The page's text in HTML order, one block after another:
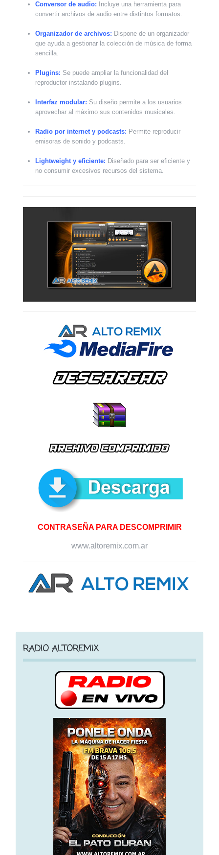
Conversor de audio: Incluye una herramienta para
convertir archivos de audio entre distintos formatos.
Organizador de archivos: Dispone de un organizador
que ayuda a gestionar la colección de música de forma
sencilla.
Plugins: Se puede ampliar la funcionalidad del
reproductor instalando plugins.
Interfaz modular: Su diseño permite a los usuarios
aprovechar al máximo sus contenidos musicales.
Radio por internet y podcasts: Permite reproducir
emisoras de sonido y podcasts.
Lightweight y eficiente: Diseñado para ser eficiente y
no consumir excesivos recursos del sistema.
CONTRASEÑA PARA DESCOMPRIMIR
www.altoremix.com.ar
RADIO ALTOREMIX